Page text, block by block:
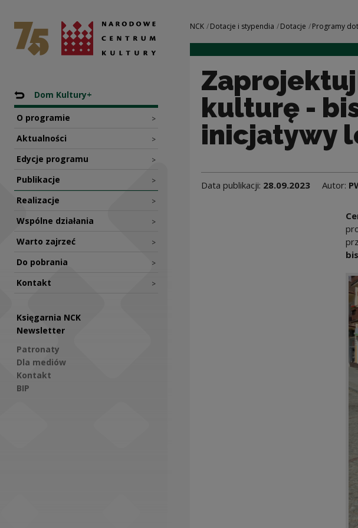
ZaprojektujMY razem
Narodowe Centrum Kultury
Nawigacja
Powrót do: Programy dotacyjne NCK
Dom Kultury+
O programie >
Aktualności >
Edycje programu >
Publikacje >
Realizacje >
Wspólne działania >
Warto zajrzeć >
Do pobrania >
Kontakt >
Księgarnia NCK
Newsletter
Patronaty
Dla mediów
Kontakt
BIP
Nawigacja
NCK Dotacje i stypendia Dotacje Programy
kulturę -
inicjatywy
Data publikacji: 28.09.2023 Autor: